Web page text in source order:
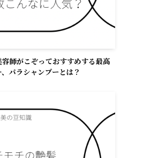
容師がこぞっておすすめする最高
パラシャンプーとは？